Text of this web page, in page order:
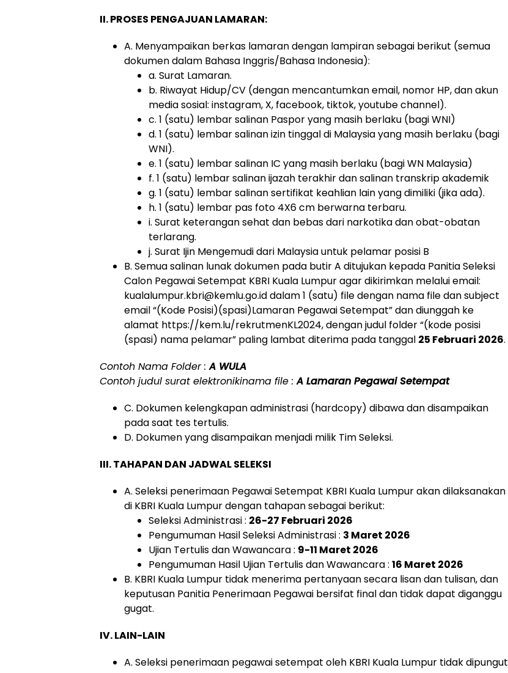
II. PROSES PENGAJUAN LAMARAN:
A. Menyampaikan berkas lamaran dengan lampiran sebagai berikut (semua
dokumen dalam Bahasa Inggris/Bahasa Indonesia):
a. Surat Lamaran.
b. Riwayat Hidup/CV (dengan mencantumkan email, nomor HP, dan akun
media sosial: instagram, X, facebook, tiktok, youtube channel).
c. 1 (satu) lembar salinan Paspor yang masih berlaku (bagi WNI)
d. 1 (satu) lembar salinan izin tinggal di Malaysia yang masih berlaku (bagi
WNI).
e. 1 (satu) lembar salinan IC yang masih berlaku (bagi WN Malaysia)
f. 1 (satu) lembar salinan ijazah terakhir dan salinan transkrip akademik
g. 1 (satu) lembar salinan sertifikat keahlian lain yang dimiliki (jika ada).
h. 1 (satu) lembar pas foto 4X6 cm berwarna terbaru.
i. Surat keterangan sehat dan bebas dari narkotika dan obat-obatan
terlarang.
j. Surat Ijin Mengemudi dari Malaysia untuk pelamar posisi B
B. Semua salinan lunak dokumen pada butir A ditujukan kepada Panitia Seleksi
Calon Pegawai Setempat KBRI Kuala Lumpur agar dikirimkan melalui email:
kualalumpur.kbri@kemlu.go.id dalam 1 (satu) file dengan nama file dan subject
email “(Kode Posisi)(spasi)Lamaran Pegawai Setempat” dan diunggah ke
alamat https://kem.lu/rekrutmenKL2024, dengan judul folder “(kode posisi
(spasi) nama pelamar” paling lambat diterima pada tanggal 25 Februari 2026.
Contoh Nama Folder :A WULA
Contoh judul surat elektronikinama file :A Lamaran Pegawai Setempat
C. Dokumen kelengkapan administrasi (hardcopy) dibawa dan disampaikan
pada saat tes tertulis.
D. Dokumen yang disampaikan menjadi milik Tim Seleksi.
III. TAHAPAN DAN JADWAL SELEKSI
A. Seleksi penerimaan Pegawai Setempat KBRI Kuala Lumpur akan dilaksanakan
di KBRI Kuala Lumpur dengan tahapan sebagai berikut:
Seleksi Administrasi : 26-27 Februari 2026
Pengumuman Hasil Seleksi Administrasi : 3 Maret 2026
Ujian Tertulis dan Wawancara : 9-11 Maret 2026
Pengumuman Hasil Ujian Tertulis dan Wawancara : 16 Maret 2026
B. KBRI Kuala Lumpur tidak menerima pertanyaan secara lisan dan tulisan, dan
keputusan Panitia Penerimaan Pegawai bersifat final dan tidak dapat diganggu
gugat.
IV. LAIN-LAIN
A. Seleksi penerimaan pegawai setempat oleh KBRI Kuala Lumpur tidak dipungut